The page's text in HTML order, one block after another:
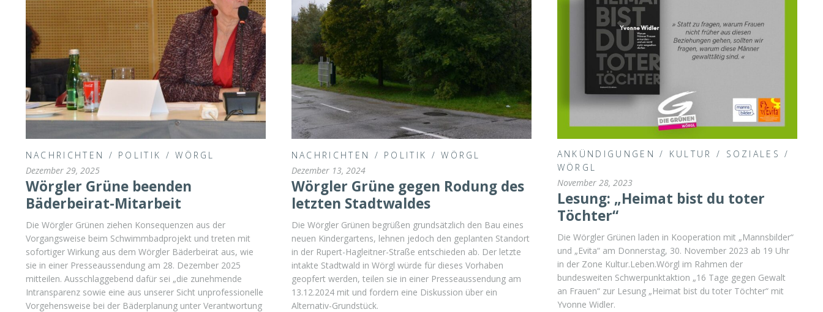
NACHRICHTEN / POLITIK /WÖRGL
Dezember 29, 2025
Wörgler Grüne beenden
Bäderbeirat-Mitarbeit
Die Wörgler Grünen ziehen Konsequenzen aus der
Vorgangsweise beim Schwimmbadprojekt und treten mit
sofortiger Wirkung aus dem Wörgler Bäderbeirat aus, wie
sie in einer Presseaussendung am 28. Dezember 2025
mitteilen. Ausschlaggebend dafür sei „die zunehmende
Intransparenz sowie eine aus unserer Sicht unprofessionelle
Vorgehensweise bei der Bäderplanung unter Verantwortung
NACHRICHTEN / POLITIK /WÖRGL
Dezember 13, 2024
Wörgler Grüne gegen Rodung des
letzten Stadtwaldes
Die Wörgler Grünen begrüßen grundsätzlich den Bau eines
neuen Kindergartens, lehnen jedoch den geplanten Standort
in der Rupert-Hagleitner-Straße entschieden ab. Der letzte
intakte Stadtwald in Wörgl würde für dieses Vorhaben
geopfert werden, teilen sie in einer Presseaussendung am
13.12.2024 mit und fordern eine Diskussion über ein
Alternativ-Grundstück.
ANKÜNDIGUNGEN / KULTUR / SOZIALES /
WÖRGL
November 28, 2023
Lesung: „Heimat bist du toter
Töchter“
Die Wörgler Grünen laden in Kooperation mit „Mannsbilder“
und „Evita“ am Donnerstag, 30. November 2023 ab 19 Uhr
in der Zone Kultur.Leben.Wörgl im Rahmen der
bundesweiten Schwerpunktaktion „16 Tage gegen Gewalt
an Frauen“ zur Lesung „Heimat bist du toter Töchter“ mit
Yvonne Widler.